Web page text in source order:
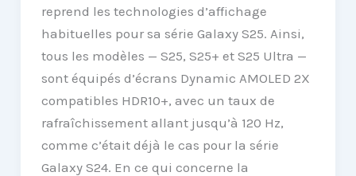
reprend les technologies d’affichage
habituelles pour sa série Galaxy S25. Ainsi,
tous les modèles — S25, S25+ et S25 Ultra —
sont équipés d’écrans Dynamic AMOLED 2X
compatibles HDR10+, avec un taux de
rafraîchissement allant jusqu’à 120 Hz,
comme c’était déjà le cas pour la série
Galaxy S24. En ce qui concerne la